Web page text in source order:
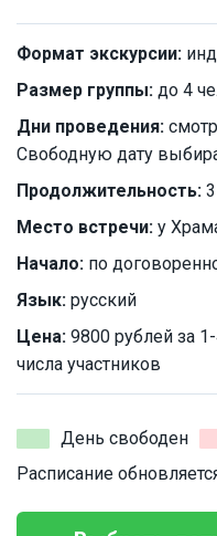
Формат экскурсии:
Размер группы: до 4
Дни проведения:
Свободную дату
Продолжительность:
Место встречи: у
Начало: по
Язык: русский
Цена: 9800 рублей за
числа участников
День свободен
Расписание